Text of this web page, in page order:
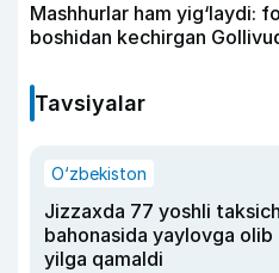
Mashhurlar ham yig‘laydi:
boshidan kechirgan
Tavsiyalar
O‘zbekiston
Jizzaxda 77 yoshli
bahonasida yaylovga
yilga qamaldi